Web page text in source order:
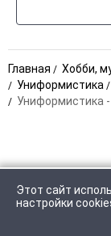
Главная Хобби,
Униформистика
Униформистика
Этот сайт
настройки